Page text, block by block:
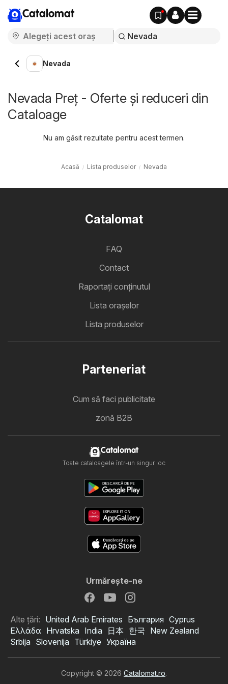
Catalomat
Nevada
Nevada Preț - Oferte și reduceri din
Cataloage
Nu am găsit rezultate pentru acest termen.
Acasă Lista produselor Nevada
Catalomat
FAQ
Contact
Raportați conținutul
Lista oraşelor
Lista produselor
Parteneriat
Cum să faci publicitate
zonă B2B
Catalomat
Toate cataloagele într-un singur loc
Urmăreşte-ne
Alte țări: United Arab Emirates България Cyprus
Ελλάδα Hrvatska India 日本 한국 New Zealand
Srbija Slovenija Türkiye Україна
Copyright © 2026 Catalomat.ro.